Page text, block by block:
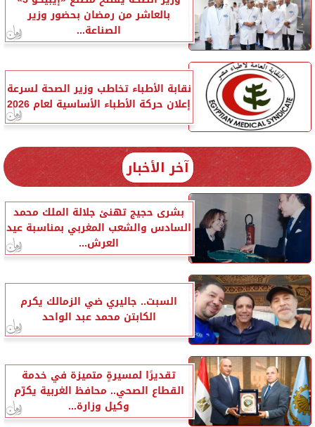
بالعاشر من رمضان بحضور وزير
الصناعة...
نقابة الأطباء تخاطب وزير الصحة لسرعة
إعلان حركة الأطباء الأساسية لعام 2026
آخر الأخبار
بشرى حجيج تهنئ جلالة الملك محمد
السادس والشعب المغربي بمناسبة عيد
العرش...
السبت.. جاليري ضي الزمالك يكرم
الكابتن محمد عبد الواحد
تقديرًا لمسيرةٍ متميزة في خدمة
القطاع الصحي.. محافظ الغربية يكرّم
وكيل وزارة...